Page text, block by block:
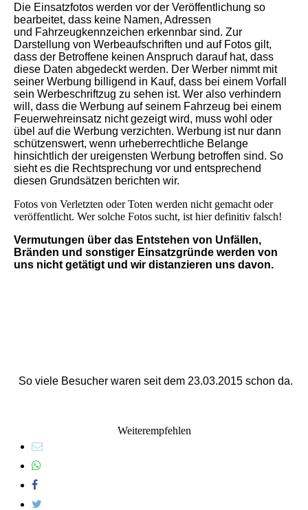
Die Einsatzfotos werden vor der Veröffentlichung so
bearbeitet, dass keine Namen, Adressen
und Fahrzeugkennzeichen erkennbar sind. Zur
Darstellung von Werbeaufschriften und auf Fotos gilt,
dass der Betroffene keinen Anspruch darauf hat, dass
diese Daten abgedeckt werden. Der Werber nimmt mit
seiner Werbung billigend in Kauf, dass bei einem Vorfall
sein Werbeschriftzug zu sehen ist. Wer also verhindern
will, dass die Werbung auf seinem Fahrzeug bei einem
Feuerwehreinsatz nicht gezeigt wird, muss wohl oder
übel auf die Werbung verzichten. Werbung ist nur dann
schützenswert, wenn urheberrechtliche Belange
hinsichtlich der ureigensten Werbung betroffen sind. So
sieht es die Rechtsprechung vor und entsprechend
diesen Grundsätzen berichten wir.
Fotos von Verletzten oder Toten werden nicht gemacht oder
veröffentlicht. Wer solche Fotos sucht, ist hier definitiv falsch!
Vermutungen über das Entstehen von Unfällen,
Bränden und sonstiger Einsatzgründe werden von
uns nicht getätigt und wir distanzieren uns davon.
So viele Besucher waren seit dem 23.03.2015 schon da.
Weiterempfehlen